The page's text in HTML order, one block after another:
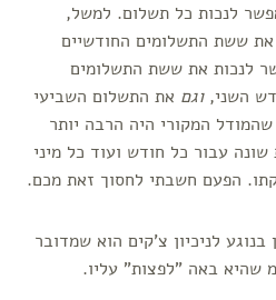
לנכות כל תשלום. למשל,
ששת התשלומים החודשיים
לנכות את ששת התשלומים
השני,וגם את התשלום השביעי
המקורי היה הרבה יותר
עבור כל חודש ועוד כל מיני
הפעם חשבתי לחסוך זאת מכם.
לניכיון צ'קים הוא שמדובר
שהיא באה "לפצות" עליו.